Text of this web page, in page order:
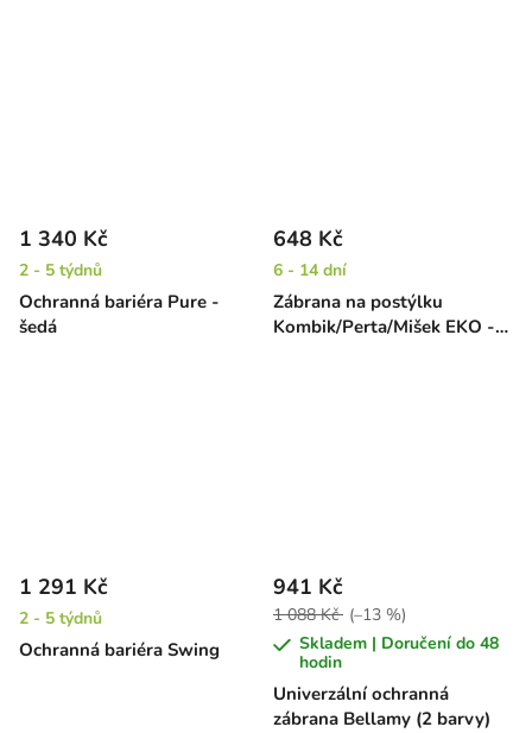
Ochranná bariéra Pure -
šedá
1 340 Kč
2 - 5 týdnů
Zábrana na postýlku
Kombik/Perta/Mišek EKO -
648 Kč
6 - 14 dní
Ochranná bariéra Swing
1 291 Kč
2 - 5 týdnů
Univerzální ochranná
zábrana Bellamy (2 barvy)
941 Kč
1 088 Kč (–13 %)
Skladem | Doručení do 48
hodin